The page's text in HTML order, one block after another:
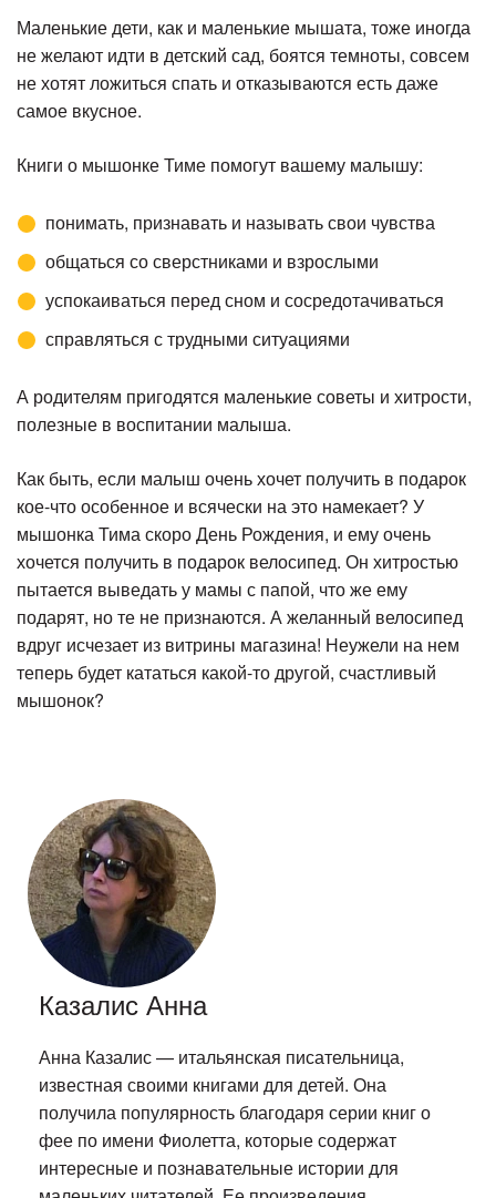
Маленькие дети, как и маленькие мышата, тоже иногда
не желают идти в детский сад, боятся темноты, совсем
не хотят ложиться спать и отказываются есть даже
самое вкусное.
Книги о мышонке Тиме помогут вашему малышу:
понимать, признавать и называть свои чувства
общаться со сверстниками и взрослыми
успокаиваться перед сном и сосредотачиваться
справляться с трудными ситуациями
А родителям пригодятся маленькие советы и хитрости,
полезные в воспитании малыша.
Как быть, если малыш очень хочет получить в подарок
кое-что особенное и всячески на это намекает? У
мышонка Тима скоро День Рождения, и ему очень
хочется получить в подарок велосипед. Он хитростью
пытается выведать у мамы с папой, что же ему
подарят, но те не признаются. А желанный велосипед
вдруг исчезает из витрины магазина! Неужели на нем
теперь будет кататься какой-то другой, счастливый
мышонок?
Казалис Анна
Анна Казалис — итальянская писательница,
известная своими книгами для детей. Она
получила популярность благодаря серии книг о
фее по имени Фиолетта, которые содержат
интересные и познавательные истории для